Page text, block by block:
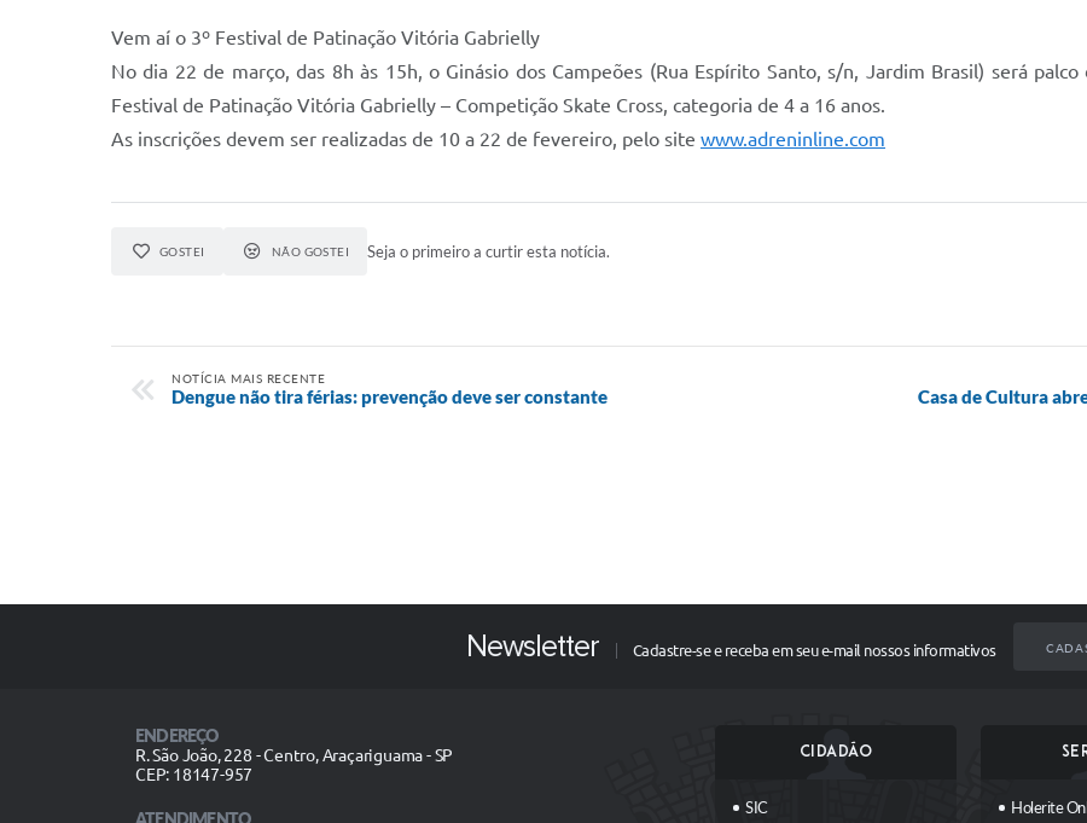
Vem aí o 3º Festival de Patinação Vitória Gabrielly
No dia 22 de março, das 8h às 15h, o Ginásio dos Campeões (Rua Espírito Santo, s/n, Jardim Brasil) será
Festival de Patinação Vitória Gabrielly – Competição Skate Cross, categoria de 4 a 16 anos.
As inscrições devem ser realizadas de 10 a 22 de fevereiro, pelo site www.adreninline.com
GOSTEI NÃO GOSTEI Seja o primeiro a curtir esta notícia.
NOTÍCIA MAIS RECENTE
Dengue não tira férias: prevenção deve ser constante Casa de Cultura
Newsletter Cadastre-se e receba em seu e-mail nossos informativos
ENDEREÇO
R. São João, 228 - Centro, Araçariguama - SP
CEP: 18147-957
ATENDIMENTO
CIDADÃO
SIC Holerite